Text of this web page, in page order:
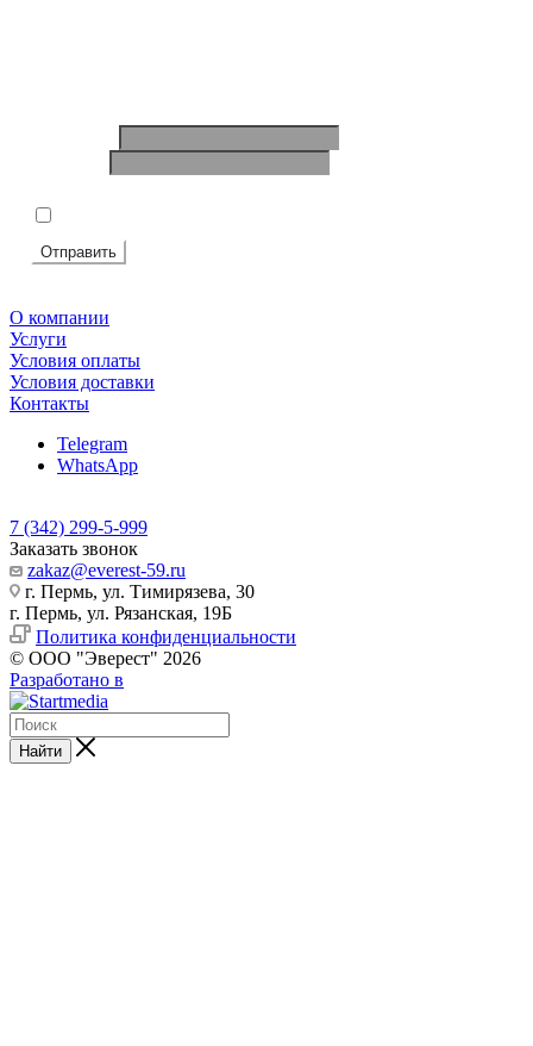
Отправить
О компании
Услуги
Условия оплаты
Условия доставки
Контакты
Telegram
WhatsApp
7 (342) 299-5-999
Заказать звонок
zakaz@everest-59.ru
г. Пермь, ул. Тимирязева, 30
г. Пермь, ул. Рязанская, 19Б
Политика конфиденциальности
© ООО "Эверест" 2026
Разработано в
Найти